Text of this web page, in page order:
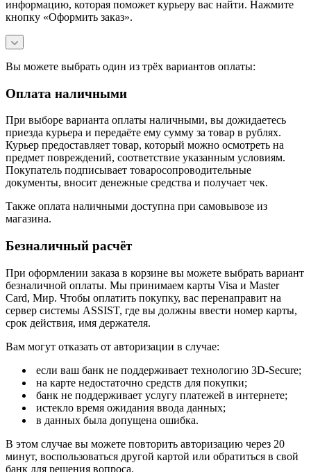
информацию, которая поможет курьеру вас найти. Нажмите
кнопку «Оформить заказ».
Вы можете выбрать один из трёх вариантов оплаты:
Оплата наличными
При выборе варианта оплаты наличными, вы дожидаетесь
приезда курьера и передаёте ему сумму за товар в рублях.
Курьер предоставляет товар, который можно осмотреть на
предмет повреждений, соответствие указанным условиям.
Покупатель подписывает товаросопроводительные
документы, вносит денежные средства и получает чек.
Также оплата наличными доступна при самовывозе из
магазина.
Безналичный расчёт
При оформлении заказа в корзине вы можете выбрать вариант
безналичной оплаты. Мы принимаем карты Visa и Master
Card, Мир. Чтобы оплатить покупку, вас перенаправит на
сервер системы ASSIST, где вы должны ввести номер карты,
срок действия, имя держателя.
Вам могут отказать от авторизации в случае:
если ваш банк не поддерживает технологию 3D-Secure;
на карте недостаточно средств для покупки;
банк не поддерживает услугу платежей в интернете;
истекло время ожидания ввода данных;
в данных была допущена ошибка.
В этом случае вы можете повторить авторизацию через 20
минут, воспользоваться другой картой или обратиться в свой
банк для решения вопроса.